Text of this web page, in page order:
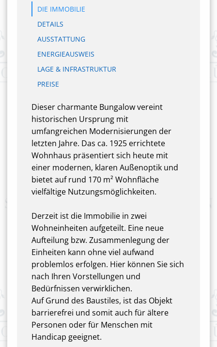
DIE IMMOBILIE
DETAILS
AUSSTATTUNG
ENERGIEAUSWEIS
LAGE & INFRASTRUKTUR
PREISE
Dieser charmante Bungalow vereint
historischen Ursprung mit
umfangreichen Modernisierungen der
letzten Jahre. Das ca. 1925 errichtete
Wohnhaus präsentiert sich heute mit
einer modernen, klaren Außenoptik und
bietet auf rund 170 m² Wohnfläche
vielfältige Nutzungsmöglichkeiten.
Derzeit ist die Immobilie in zwei
Wohneinheiten aufgeteilt. Eine neue
Aufteilung bzw. Zusammenlegung der
Einheiten kann ohne viel aufwand
problemlos erfolgen. Hier können Sie sich
nach Ihren Vorstellungen und
Bedürfnissen verwirklichen.
Auf Grund des Baustiles, ist das Objekt
barrierefrei und somit auch für ältere
Personen oder für Menschen mit
Handicap geeignet.